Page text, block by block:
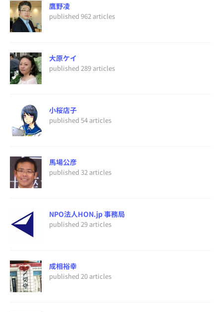
鷹野凌
published 962 articles
大原ケイ
published 289 articles
小桜店子
published 54 articles
馬場公彦
published 32 articles
NPO法人HON.jp 事務局
published 29 articles
成相裕幸
published 20 articles